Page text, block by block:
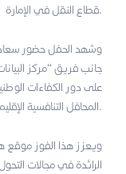
وشهد الحفل حضور سعادة
جانب فريق “مركز
على دور الكفاءات
ويعزز هذا الفوز موقع
الرائدة في مجالات